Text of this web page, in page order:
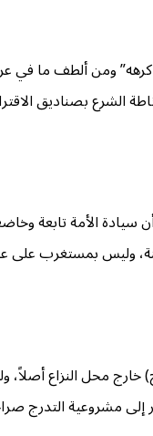
كرهه” ومن ألطف ما في
الشرع بصناديق
سيادة الأمة تابعة
وليس بمستغرب على
خارج محل النزاع أصلاً،
مشروعية التدرج